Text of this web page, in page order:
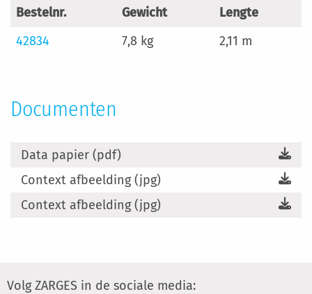
Bestelnr. Gewicht
Lengte
42834
7,8 kg 2,11 m
Documenten
Data papier (pdf)
Context afbeelding (jpg)
Context afbeelding (jpg)
Volg ZARGES in de sociale media: